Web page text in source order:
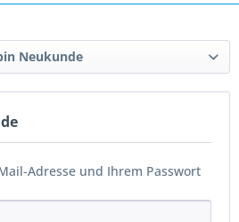
Neukunde
Adresse und Ihrem Passwort